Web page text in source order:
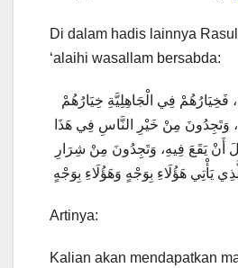
Di dalam hadis lainnya
‘alaihi wasallam bersabda:
فِي الْجَاهِلِيَّةِ خِيَارُهُمْ
وَتَجِدُونَ مِنْ خَيْرِ النَّاسِ فِي هَذَا
أَنْ يَقَعَ فِيهِ، وَتَجِدُونَ مِنْ شِرَارِ
Artinya:
Kalian akan mendapatkan